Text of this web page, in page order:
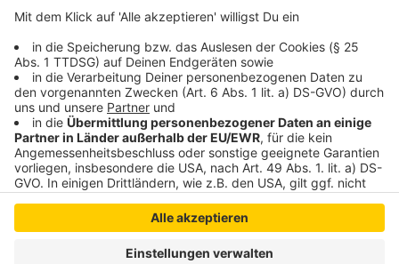
Anzeige
Anzeige